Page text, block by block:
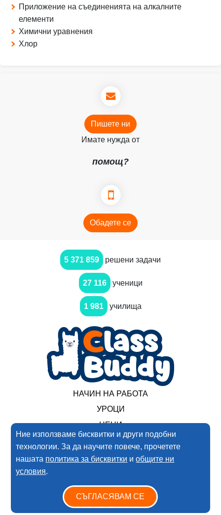
Ние използваме бисквитки и други подобни
технологии. За да научите повече, прочетете
нашата политика за бисквитки иобщите ни
условия.
СЪГЛАСЯВАМ СЕ
Приложение на съединенията на алкалните
елементи
Химични уравнения
Хлор
Пишете ни
Имате нужда от
помощ?
Обадете се
5 371 859 решени задачи
27 116 ученици
1 981 училища
НАЧИН НА РАБОТА
УРОЦИ
ЦЕНИ
2017-2025 Нимеро ООД. Всички права запазени
Политика за поверителността